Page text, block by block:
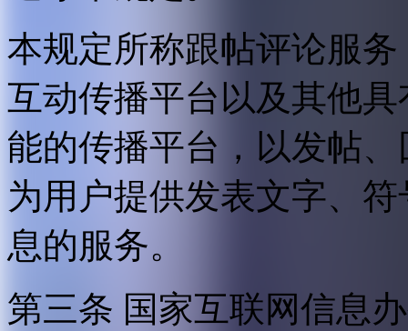
本规定所称跟帖评论服
互动传播平台以及其他
能的传播平台，以发帖
为用户提供发表文字、
息的服务。
第三条 国家互联网信息